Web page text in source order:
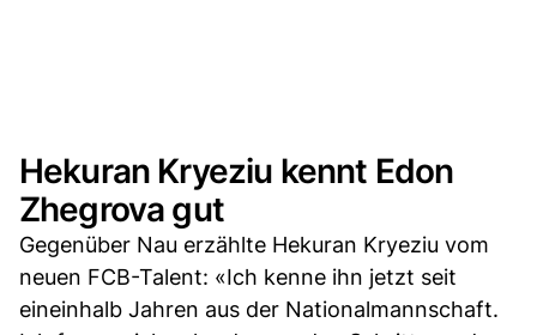
Hekuran Kryeziu kennt Edon
Zhegrova gut
Gegenüber Nau erzählte Hekuran Kryeziu vom
neuen FCB-Talent: «Ich kenne ihn jetzt seit
eineinhalb Jahren aus der Nationalmannschaft.